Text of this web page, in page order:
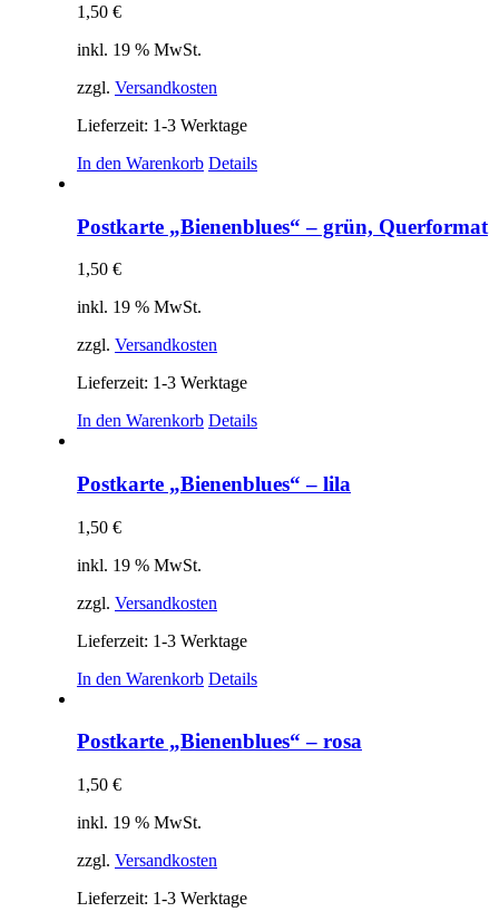
1,50 €
inkl. 19 % MwSt.
zzgl. Versandkosten
Lieferzeit: 1-3 Werktage
In den Warenkorb Details
Postkarte „Bienenblues“ – grün, Querformat
1,50 €
inkl. 19 % MwSt.
zzgl. Versandkosten
Lieferzeit: 1-3 Werktage
In den Warenkorb Details
Postkarte „Bienenblues“ – lila
1,50 €
inkl. 19 % MwSt.
zzgl. Versandkosten
Lieferzeit: 1-3 Werktage
In den Warenkorb Details
Postkarte „Bienenblues“ – rosa
1,50 €
inkl. 19 % MwSt.
zzgl. Versandkosten
Lieferzeit: 1-3 Werktage